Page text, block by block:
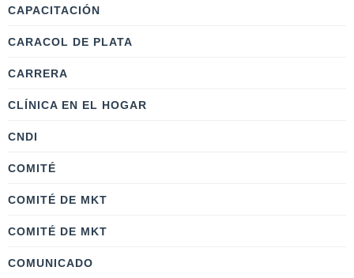
CAPACITACIÓN
CARACOL DE PLATA
CARRERA
CLÍNICA EN EL HOGAR
CNDI
COMITÉ
COMITÉ DE MKT
COMITÉ DE MKT
COMUNICADO